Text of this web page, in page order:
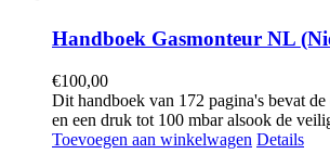
Handboek Gasmonteur NL
€100,00
Dit handboek van 172 pagina's bevat
en een druk tot 100 mbar alsook de
Toevoegen aan winkelwagen Details